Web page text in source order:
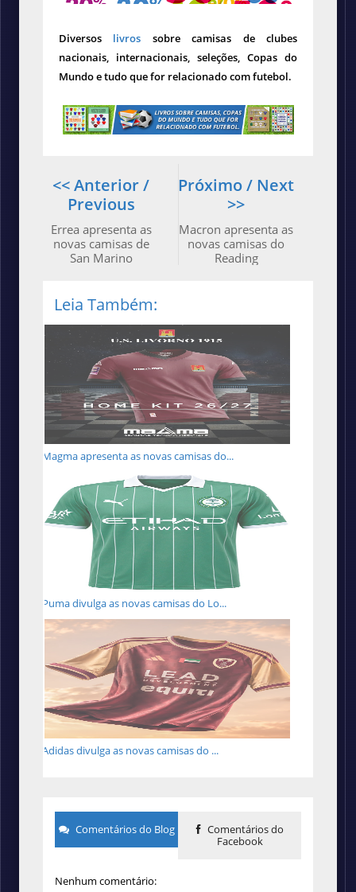
Diversos livros sobre camisas de clubes
nacionais, internacionais, seleções, Copas do
Mundo e tudo que for relacionado com futebol.
Próximo / Next
>>
Macron apresenta as
novas camisas do
Reading
<< Anterior /
Previous
Errea apresenta as
novas camisas de
San Marino
Leia Também:
Magma apresenta as novas camisas do...
Puma divulga as novas camisas do Lo...
Adidas divulga as novas camisas do ...
Comentários do Blog
Comentários do
Facebook
Nenhum comentário: